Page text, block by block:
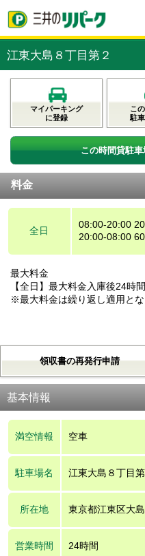
江東大島８丁目第２
マイパーキング
に登録
こ
駐
この時間貸駐
料金
全日
08:00-20:00
20:00-08:00
最大料金
【全日】最大料金入庫後24時
※最大料金は繰り返し適用とな
領収書の再発行申請
基本情報
満空情報 空車
駐車場名 江東大島８丁目第
所在地 東京都江東区大
営業時間 24時間